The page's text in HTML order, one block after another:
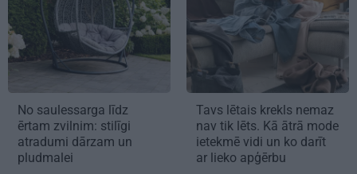
No saulessarga līdz
ērtam zvilnim: stilīgi
atradumi dārzam un
pludmalei
Tavs lētais krekls nemaz
nav tik lēts. Kā ātrā mode
ietekmē vidi un ko darīt
ar lieko apģērbu